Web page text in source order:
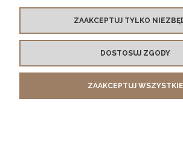
KONTAKT Z NAMI
MOJE KONTO
ZAAKCEPTUJ TYLKO
DOSTOSUJ ZGODY
ZAAKCEPTUJ WSZYSTKIE